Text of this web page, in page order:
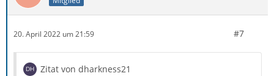
20. April 2022 um 21:59 #7
Zitat von dharkness21